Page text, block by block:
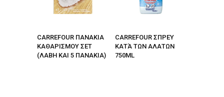
CARREFOUR ΠΑΝΑΚΙΑ
ΚΑΘΑΡΙΣΜΟΥ ΣET
(ΛΑΒΗ ΚΑΙ 5 ΠΑΝΑΚΙΑ)
CARREFOUR ΣΠΡΕΥ
ΚΑΤΆ ΤΩΝ ΑΛΑΤΩΝ
750ML